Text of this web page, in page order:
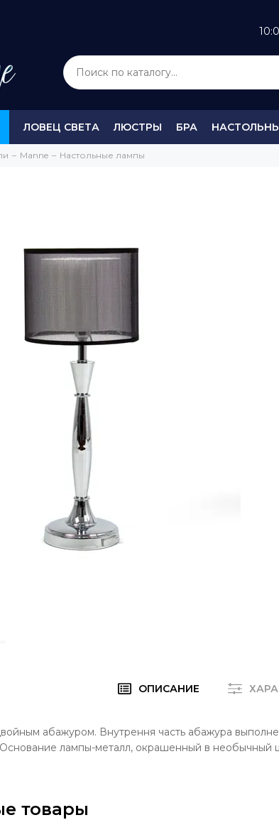
ЛОВЕЦ СВЕТА ЛЮСТРЫ БРА
Manne Настольные лампы
ОПИСАНИЕ
абажуром. Внутрення часть абажура
лампы-металл, окрашенный в
товары